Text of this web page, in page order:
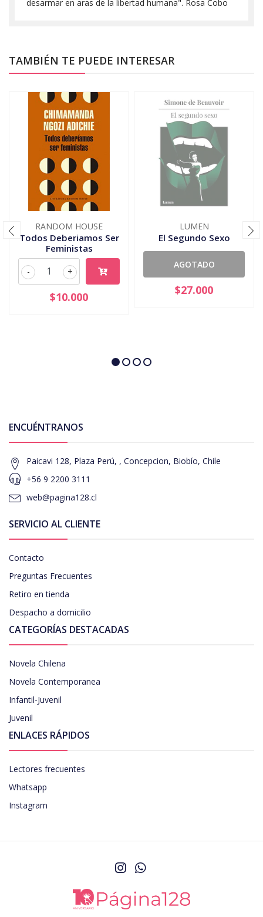
desarmar en aras de la libertad humana". Rosa Cobo
TAMBIÉN TE PUEDE INTERESAR
RANDOM HOUSE
Todos Deberiamos Ser
Feministas
+
-
$10.000
LUMEN
El Segundo Sexo
AGOTADO
$27.000
ENCUÉNTRANOS
Paicavi 128, Plaza Perú, , Concepcion, Biobío, Chile
+56 9 2200 3111
web@pagina128.cl
SERVICIO AL CLIENTE
Contacto
Preguntas Frecuentes
Retiro en tienda
Despacho a domicilio
CATEGORÍAS DESTACADAS
Novela Chilena
Novela Contemporanea
Infantil-Juvenil
Juvenil
ENLACES RÁPIDOS
Lectores frecuentes
Whatsapp
Instagram